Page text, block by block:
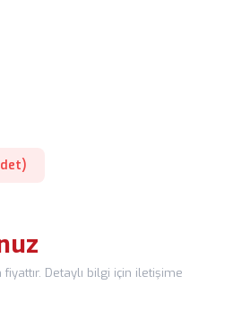
Detaylı bilgi için iletişime